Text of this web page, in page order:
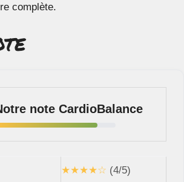
complète.
note CardioBalance
★★★★☆ (4/5)